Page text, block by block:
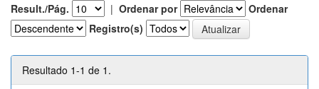
Result./Pág. | Ordenar por
Ordenar
Registro(s)
Resultado 1-1 de 1.